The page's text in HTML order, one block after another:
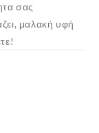
σας
μαλακή υφή